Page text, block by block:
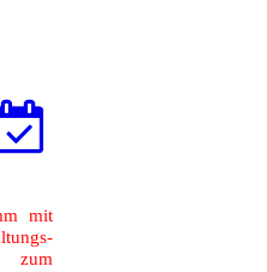
mit
zum